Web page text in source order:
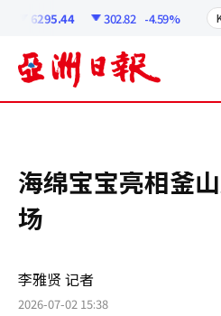
6295.44 302.82 -4.59%
海绵宝宝亮相釜
场
李雅贤 记者
2026-07-02 15:38